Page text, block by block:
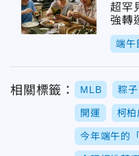
超罕
強轉
端午
相關標籤： MLB 粽子
開運 柯柏
今年端午的